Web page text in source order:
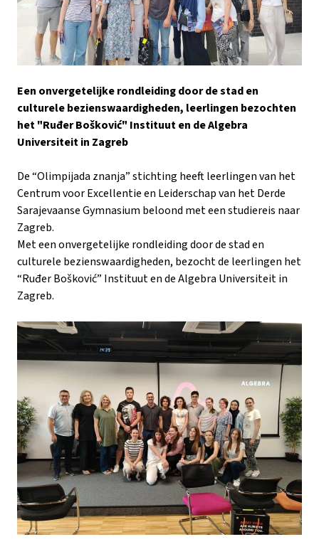
Een onvergetelijke rondleiding door de stad en
culturele bezienswaardigheden, leerlingen bezochten
het "Ruđer Bošković" Instituut en de Algebra
Universiteit in Zagreb
De “Olimpijada znanja” stichting heeft leerlingen van het
Centrum voor Excellentie en Leiderschap van het Derde
Sarajevaanse Gymnasium beloond met een studiereis naar
Zagreb.
Met een onvergetelijke rondleiding door de stad en
culturele bezienswaardigheden, bezocht de leerlingen het
“Ruđer Bošković” Instituut en de Algebra Universiteit in
Zagreb.